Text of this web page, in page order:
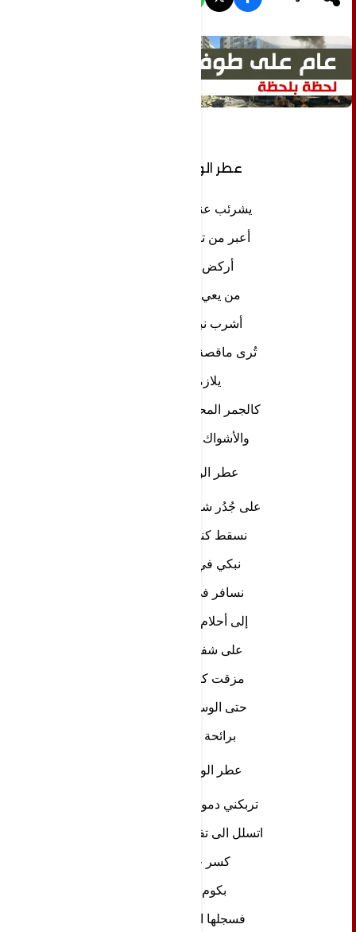
عطر الوجع ( 1 )
يشرئب عنق السماء
أعبر من تيه إلى تيه
أركض أنادي
من يعي وجودي
أشرب نبيذ الغدر
تُرى ماقصة هذا الوجع
يلازمني
كالجمر المحاط بالرماد
والأشواك  والأصفاد
عطر الوجع (2)
على جُدُر شبيهة بالورق
نسقط كندى الورد
نبكي في صمت
نسافر في صمت
إلى أحلام بلا أمتعة
على شفاه جنازة
مزقت كل الصور
حتى الوسادة تعبق
برائحة الدموع
عطر الوجع ( 3 )
تربكني دموع الياسمين
اتسلل الى تفاصيل إمرأة
كسر حذائها
بكوم جليد
فسجلها القاموس